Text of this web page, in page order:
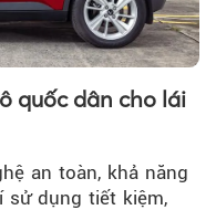
quốc dân cho lái
an toàn, khả năng
sử dụng tiết kiệm,